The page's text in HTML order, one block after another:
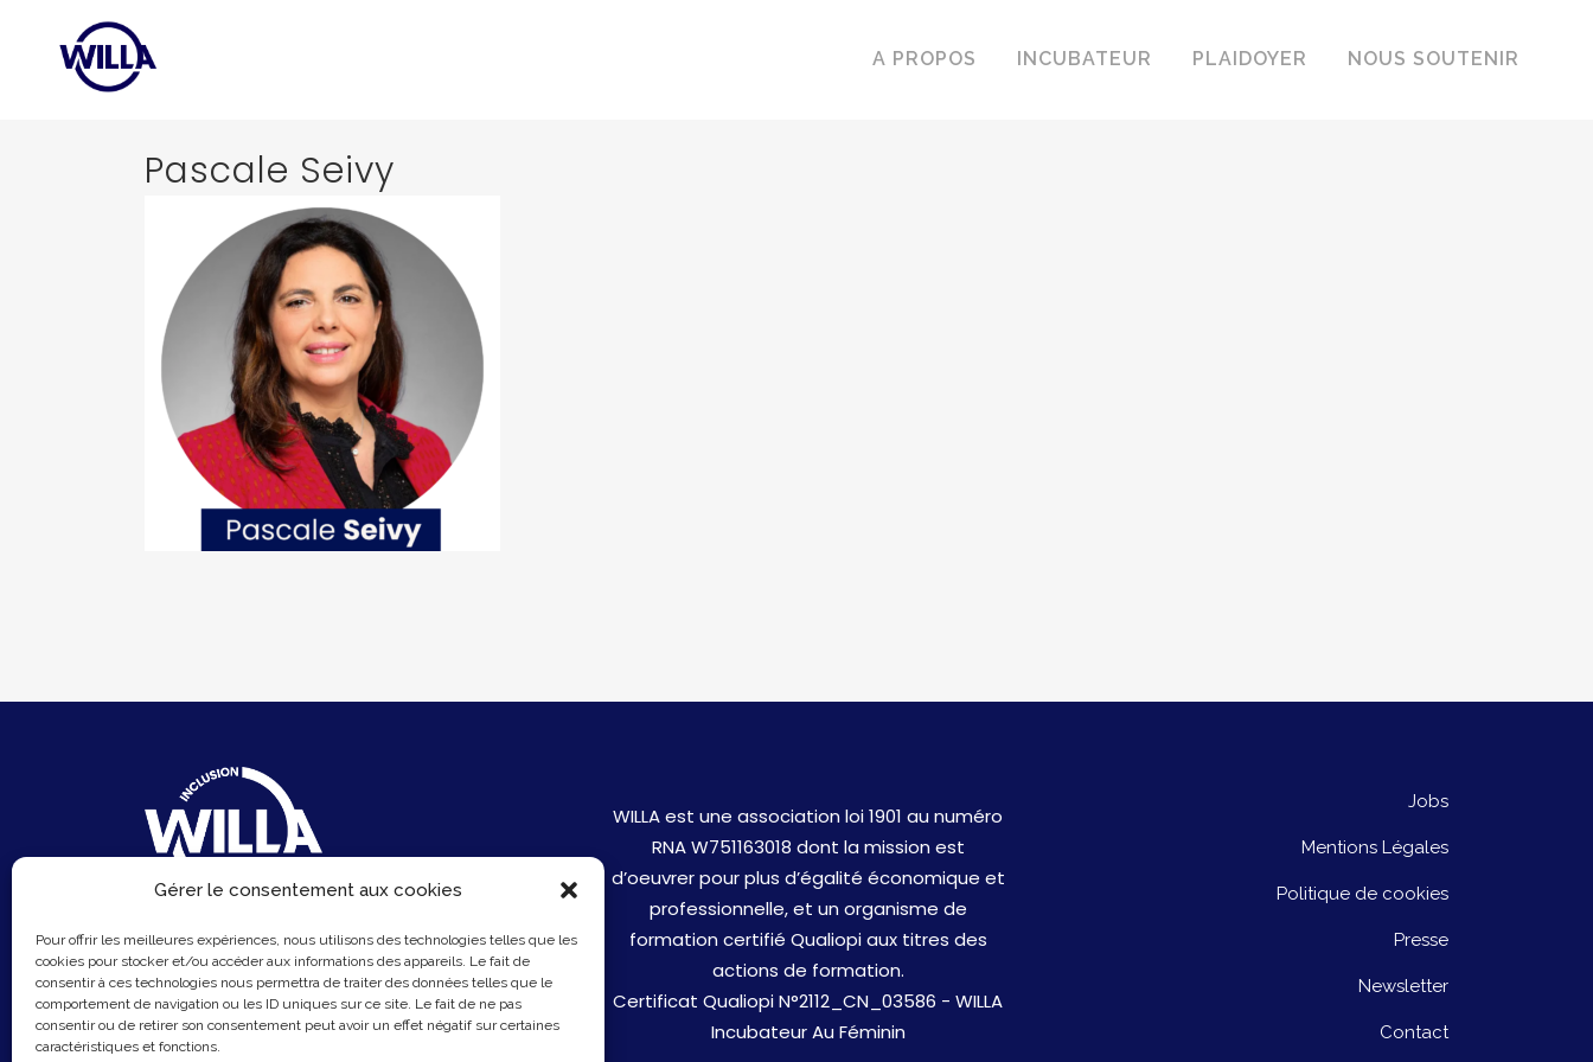
Gérer le consentement aux cookies
Pour offrir les meilleures expériences, nous utilisons des technologies telles que les
cookies pour stocker et/ou accéder aux informations des appareils. Le fait de
consentir à ces technologies nous permettra de traiter des données telles que le
comportement de navigation ou les ID uniques sur ce site. Le fait de ne pas
consentir ou de retirer son consentement peut avoir un effet négatif sur certaines
caractéristiques et fonctions.
A PROPOS INCUBATEUR PLAIDOYER NOUS SOUTENIR
Pascale Seivy
6 Rue du Sentier
75002 Paris
Email :contact@hellowilla.co
WILLA est une association loi 1901 au numéro
RNA W751163018 dont la mission est
d’oeuvrer pour plus d’égalité économique et
professionnelle, et un organisme de
formation certifié Qualiopi aux titres des
actions de formation.
Certificat Qualiopi N°2112_CN_03586 - WILLA
Incubateur Au Féminin
Jobs
Mentions Légales
Politique de cookies
Presse
Newsletter
Contact